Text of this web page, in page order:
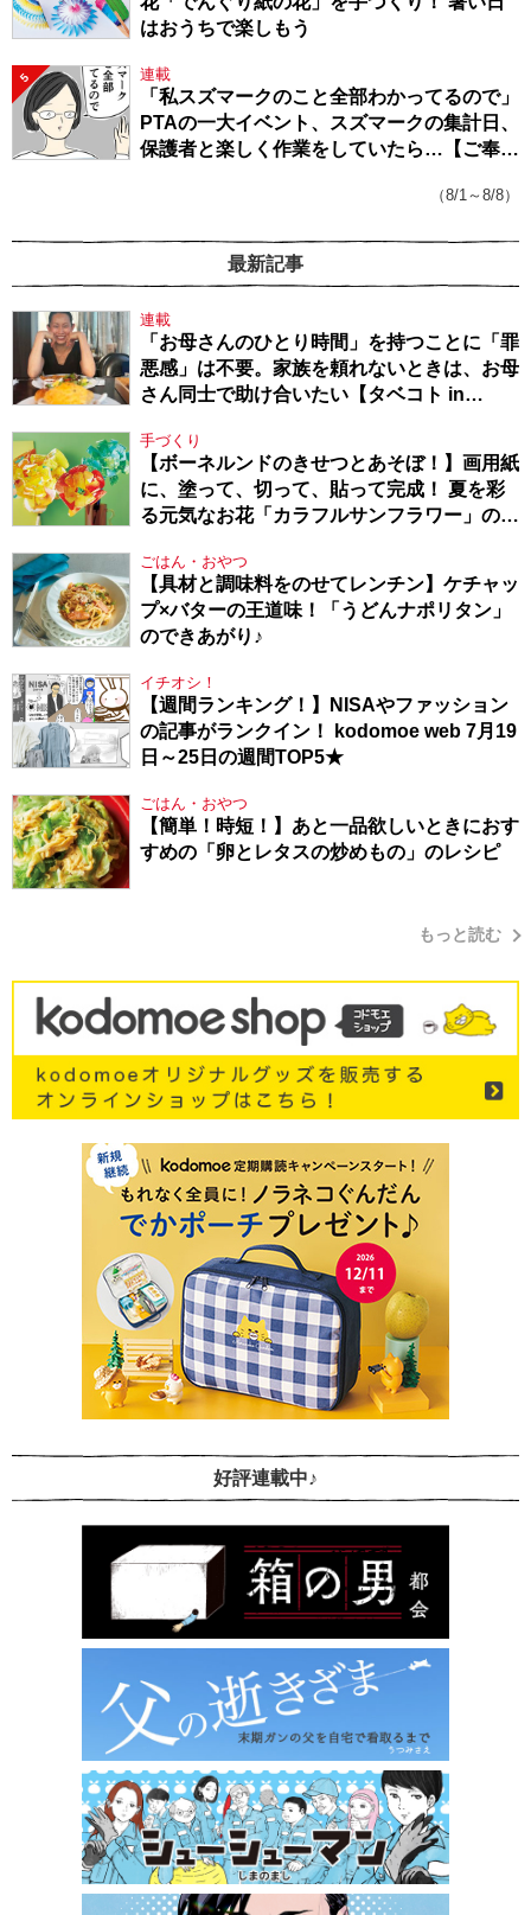
はおうちで楽しもう
5 連載
「私スズマークのこと全部わかってるので」
PTAの一大イベント、スズマークの集計日、
保護者と楽しく作業をしていたら…【ご奉仕
（8/1～8/8）
最新記事
連載
「お母さんのひとり時間」を持つことに「罪
悪感」は不要。家族を頼れないときは、お母
さん同士で助け合いたい【タベコト in
手づくり
【ボーネルンドのきせつとあそぼ！】画用紙
に、塗って、切って、貼って完成！ 夏を彩
る元気なお花「カラフルサンフラワー」の作
ごはん・おやつ
【具材と調味料をのせてレンチン】ケチャッ
プ×バターの王道味！「うどんナポリタン」
のできあがり♪
イチオシ！
【週間ランキング！】NISAやファッション
の記事がランクイン！ kodomoe web 7月19
日～25日の週間TOP5★
ごはん・おやつ
【簡単！時短！】あと一品欲しいときにおす
すめの「卵とレタスの炒めもの」のレシピ
もっと読む
好評連載中♪